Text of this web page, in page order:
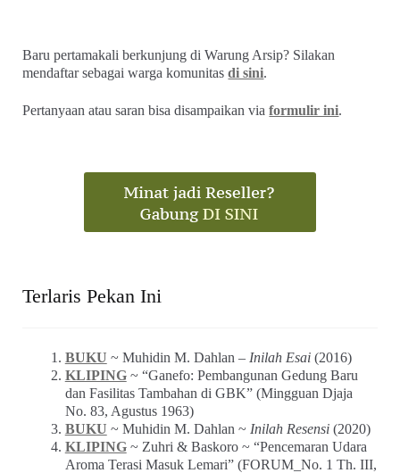
Baru pertamakali berkunjung di Warung Arsip? Silakan
mendaftar sebagai warga komunitasdi sini.
Pertanyaan atau saran bisa disampaikan viaformulir ini.
Terlaris Pekan Ini
BUKU ~ Muhidin M. Dahlan – Inilah Esai(2016)
KLIPING~ “Ganefo: Pembangunan Gedung Baru
dan Fasilitas Tambahan di GBK” (Mingguan Djaja
No. 83, Agustus 1963)
BUKU ~ Muhidin M. Dahlan ~ Inilah Resensi(2020)
KLIPING~ Zuhri & Baskoro ~ “Pencemaran Udara
Aroma Terasi Masuk Lemari” (FORUM_No. 1 Th. III,